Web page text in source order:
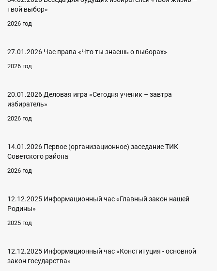
твой выбор»
2026 год
27.01.2026 Час права «Что ты знаешь о выборах»
2026 год
20.01.2026 Деловая игра «Сегодня ученик – завтра
избиратель»
2026 год
14.01.2026 Первое (организационное) заседание ТИК
Советского района
2026 год
12.12.2025 Информационный час «Главный закон нашей
Родины»
2025 год
12.12.2025 Информационный час «Конституция - основной
закон государства»